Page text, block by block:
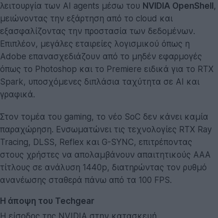
λειτουργία των AI agents μέσω του NVIDIA OpenShell,
μειώνοντας την εξάρτηση από το cloud και
εξασφαλίζοντας την προστασία των δεδομένων.
Επιπλέον, μεγάλες εταιρείες λογισμικού όπως η
Adobe επανασχεδιάζουν από το μηδέν εφαρμογές
όπως το Photoshop και το Premiere ειδικά για το RTX
Spark, υποσχόμενες διπλάσια ταχύτητα σε AI και
γραφικά.
Στον τομέα του gaming, το νέο SoC δεν κάνει καμία
παραχώρηση. Ενσωματώνει τις τεχνολογίες RTX Ray
Tracing, DLSS, Reflex και G-SYNC, επιτρέποντας
στους χρήστες να απολαμβάνουν απαιτητικούς AAA
τίτλους σε ανάλυση 1440p, διατηρώντας τον ρυθμό
ανανέωσης σταθερά πάνω από τα 100 FPS.
Η άποψη του Techgear
Η είσοδος της NVIDIA στην κατασκευή